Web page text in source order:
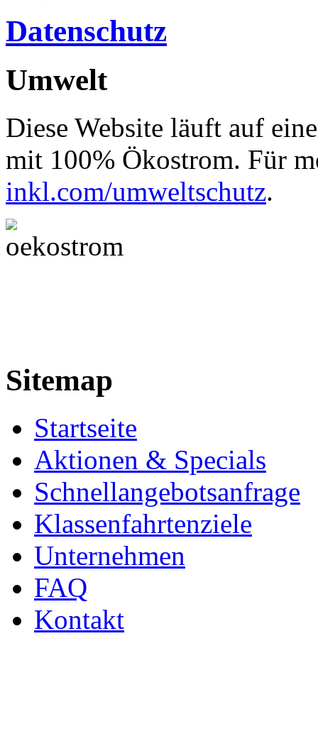
Datenschutz
Umwelt
Diese Website läuft auf
mit 100% Ökostrom. Für
inkl.com/umweltschutz.
Sitemap
Startseite
Aktionen & Specials
Schnellangebotsanfrage
Klassenfahrtenziele
Unternehmen
FAQ
Kontakt